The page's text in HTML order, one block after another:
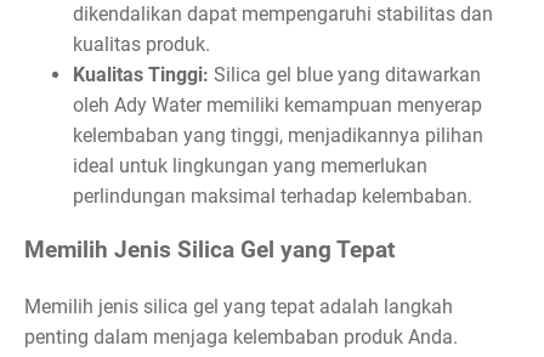
dikendalikan dapat mempengaruhi stabilitas dan
kualitas produk.
Kualitas Tinggi: Silica gel blue yang ditawarkan
oleh Ady Water memiliki kemampuan menyerap
kelembaban yang tinggi, menjadikannya pilihan
ideal untuk lingkungan yang memerlukan
perlindungan maksimal terhadap kelembaban.
Memilih Jenis Silica Gel yang Tepat
Memilih jenis silica gel yang tepat adalah langkah
penting dalam menjaga kelembaban produk Anda.